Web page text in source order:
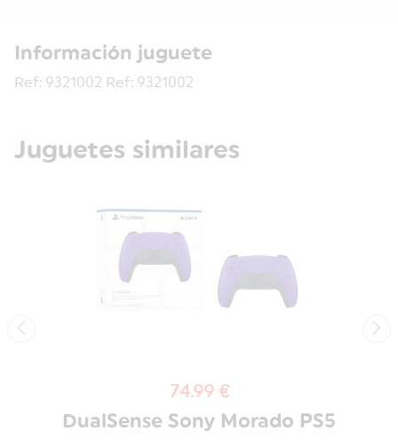
Información juguete
Ref: 9321002 Ref: 9321002
Juguetes similares
74.99 €
DualSense Sony Morado PS5